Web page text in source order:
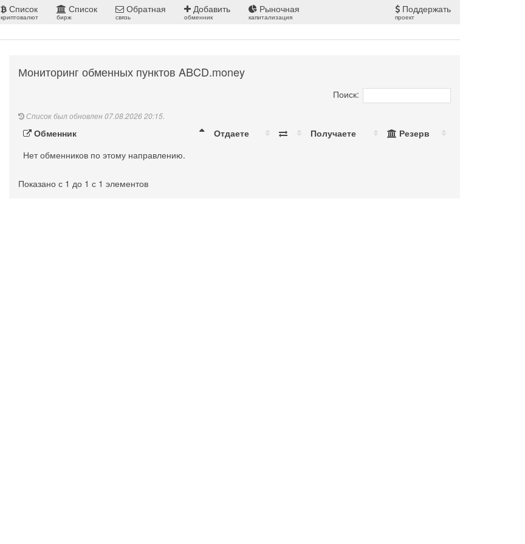
Список
криптовалют
Список
бирж
Обратная
связь
Добавить
обменник
Рыночная
капитализация
Поддержать
проект
Мониторинг обменных пунктов ABCD.money
Поиск:
Список был обновлен 07.08.2026 20:15.
Обменник Отдаете Получаете
Резерв
Нет обменников по этому направлению.
Показано с 1 до 1 с 1 элементов